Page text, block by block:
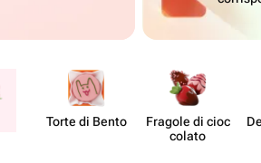
Torte di Bento
Fragole di cioc​
colato